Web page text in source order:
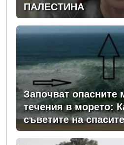
ПАЛЕСТИНА
Започват опасните
течения в морето:
съветите на